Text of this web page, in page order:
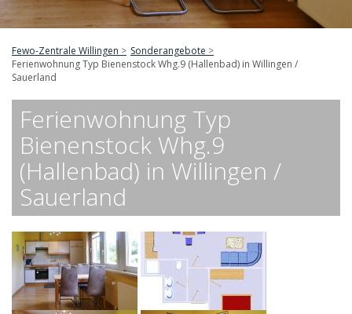
Fewo-Zentrale Willingen
Sonderangebote
Ferienwohnung Typ Bienenstock Whg.9 (Hallenbad) in Willingen /
Sauerland
Ferienwohnung Typ
Bienenstock Whg.9
(Hallenbad) in Willingen /
Sauerland